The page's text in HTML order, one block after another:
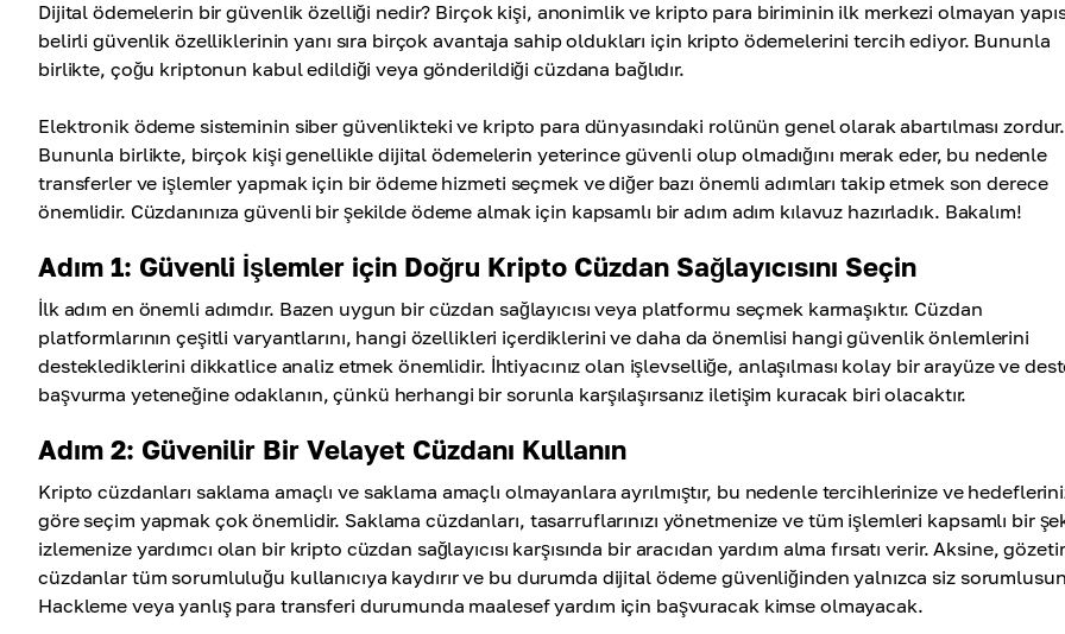
Dijital ödemelerin bir güvenlik özelliği nedir? Birçok kişi, anonimlik ve kripto para biriminin ilk merkezi olmayan
belirli güvenlik özelliklerinin yanı sıra birçok avantaja sahip oldukları için kripto ödemelerini tercih ediyor. Bununla
birlikte, çoğu kriptonun kabul edildiği veya gönderildiği cüzdana bağlıdır.
Elektronik ödeme sisteminin siber güvenlikteki ve kripto para dünyasındaki rolünün genel olarak abartılması zordur.
Bununla birlikte, birçok kişi genellikle dijital ödemelerin yeterince güvenli olup olmadığını merak eder, bu nedenle
transferler ve işlemler yapmak için bir ödeme hizmeti seçmek ve diğer bazı önemli adımları takip etmek son derece
önemlidir. Cüzdanınıza güvenli bir şekilde ödeme almak için kapsamlı bir adım adım kılavuz hazırladık. Bakalım!
Adım 1: Güvenli İşlemler için Doğru Kripto Cüzdan Sağlayıcısını Seçin
İlk adım en önemli adımdır. Bazen uygun bir cüzdan sağlayıcısı veya platformu seçmek karmaşıktır. Cüzdan
platformlarının çeşitli varyantlarını, hangi özellikleri içerdiklerini ve daha da önemlisi hangi güvenlik önlemlerini
desteklediklerini dikkatlice analiz etmek önemlidir. İhtiyacınız olan işlevselliğe, anlaşılması kolay bir arayüze ve
başvurma yeteneğine odaklanın, çünkü herhangi bir sorunla karşılaşırsanız iletişim kuracak biri olacaktır.
Adım 2: Güvenilir Bir Velayet Cüzdanı Kullanın
Kripto cüzdanları saklama amaçlı ve saklama amaçlı olmayanlara ayrılmıştır, bu nedenle tercihlerinize ve
göre seçim yapmak çok önemlidir. Saklama cüzdanları, tasarruflarınızı yönetmenize ve tüm işlemleri kapsamlı bir
izlemenize yardımcı olan bir kripto cüzdan sağlayıcısı karşısında bir aracıdan yardım alma fırsatı verir. Aksine,
cüzdanlar tüm sorumluluğu kullanıcıya kaydırır ve bu durumda dijital ödeme güvenliğinden yalnızca siz
Hackleme veya yanlış para transferi durumunda maalesef yardım için başvuracak kimse olmayacak.